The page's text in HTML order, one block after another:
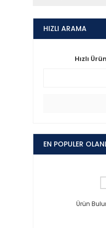
HIZLI ARAMA
Hızlı
EN POPULER
Ürün